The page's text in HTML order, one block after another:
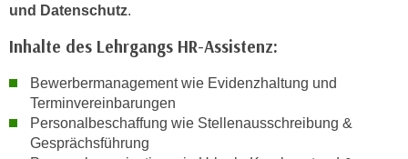
und Datenschutz.
Inhalte des Lehrgangs HR-Assistenz:
Bewerbermanagement wie Evidenzhaltung und
Terminvereinbarungen
Personalbeschaffung wie Stellenausschreibung &
Gesprächsführung
E
n